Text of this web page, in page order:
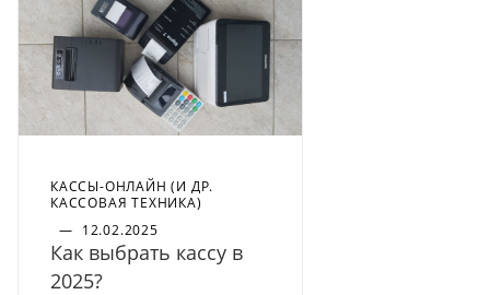
КАССЫ-ОНЛАЙН (И ДР.
КАССОВАЯ ТЕХНИКА)
— 12.02.2025
Как выбрать кассу в
2025?